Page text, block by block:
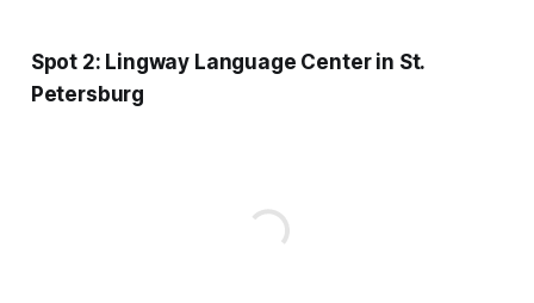
Spot 2: Lingway Language Center in St.
Petersburg